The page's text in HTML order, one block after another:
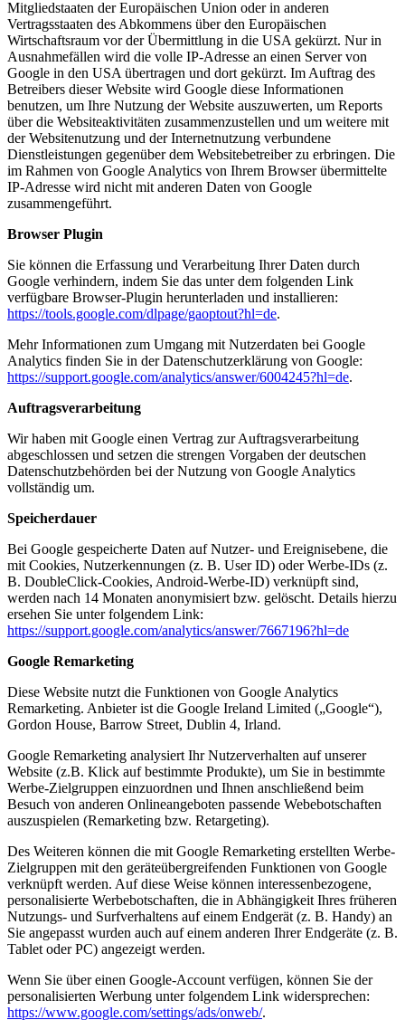
Mitgliedstaaten der Europäischen Union oder in anderen
Vertragsstaaten des Abkommens über den Europäischen
Wirtschaftsraum vor der Übermittlung in die USA gekürzt. Nur in
Ausnahmefällen wird die volle IP-Adresse an einen Server von
Google in den USA übertragen und dort gekürzt. Im Auftrag des
Betreibers dieser Website wird Google diese Informationen
benutzen, um Ihre Nutzung der Website auszuwerten, um Reports
über die Websiteaktivitäten zusammenzustellen und um weitere mit
der Websitenutzung und der Internetnutzung verbundene
Dienstleistungen gegenüber dem Websitebetreiber zu erbringen. Die
im Rahmen von Google Analytics von Ihrem Browser übermittelte
IP-Adresse wird nicht mit anderen Daten von Google
zusammengeführt.
Browser Plugin
Sie können die Erfassung und Verarbeitung Ihrer Daten durch
Google verhindern, indem Sie das unter dem folgenden Link
verfügbare Browser-Plugin herunterladen und installieren:
https://tools.google.com/dlpage/gaoptout?hl=de.
Mehr Informationen zum Umgang mit Nutzerdaten bei Google
Analytics finden Sie in der Datenschutzerklärung von Google:
https://support.google.com/analytics/answer/6004245?hl=de.
Auftragsverarbeitung
Wir haben mit Google einen Vertrag zur Auftragsverarbeitung
abgeschlossen und setzen die strengen Vorgaben der deutschen
Datenschutzbehörden bei der Nutzung von Google Analytics
vollständig um.
Speicherdauer
Bei Google gespeicherte Daten auf Nutzer- und Ereignisebene, die
mit Cookies, Nutzerkennungen (z. B. User ID) oder Werbe-IDs (z.
B. DoubleClick-Cookies, Android-Werbe-ID) verknüpft sind,
werden nach 14 Monaten anonymisiert bzw. gelöscht. Details hierzu
ersehen Sie unter folgendem Link:
https://support.google.com/analytics/answer/7667196?hl=de
Google Remarketing
Diese Website nutzt die Funktionen von Google Analytics
Remarketing. Anbieter ist die Google Ireland Limited („Google“),
Gordon House, Barrow Street, Dublin 4, Irland.
Google Remarketing analysiert Ihr Nutzerverhalten auf unserer
Website (z.B. Klick auf bestimmte Produkte), um Sie in bestimmte
Werbe-Zielgruppen einzuordnen und Ihnen anschließend beim
Besuch von anderen Onlineangeboten passende Webebotschaften
auszuspielen (Remarketing bzw. Retargeting).
Des Weiteren können die mit Google Remarketing erstellten Werbe-
Zielgruppen mit den geräteübergreifenden Funktionen von Google
verknüpft werden. Auf diese Weise können interessenbezogene,
personalisierte Werbebotschaften, die in Abhängigkeit Ihres früheren
Nutzungs- und Surfverhaltens auf einem Endgerät (z. B. Handy) an
Sie angepasst wurden auch auf einem anderen Ihrer Endgeräte (z. B.
Tablet oder PC) angezeigt werden.
Wenn Sie über einen Google-Account verfügen, können Sie der
personalisierten Werbung unter folgendem Link widersprechen:
https://www.google.com/settings/ads/onweb/.